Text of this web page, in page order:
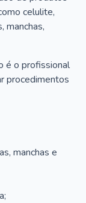
celulite,
manchas,
é o profissional
procedimentos
manchas e